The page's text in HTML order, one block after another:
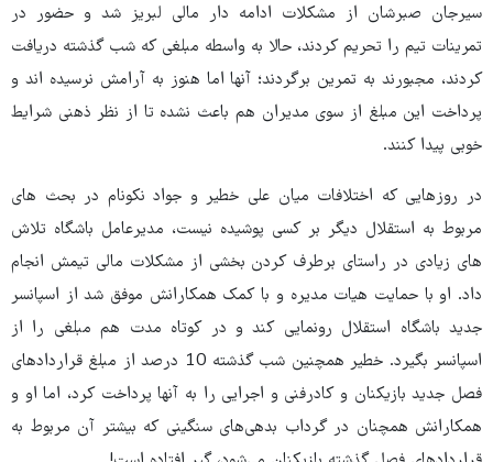
سیرجان صبرشان از مشکلات ادامه دار مالی لبریز شد و حضور در
تمرینات تیم را تحریم کردند، حالا به واسطه مبلغی که شب گذشته دریافت
کردند، مجبورند به تمرین برگردند؛ آنها اما هنوز به آرامش نرسیده اند و
پرداخت این مبلغ از سوی مدیران هم باعث نشده تا از نظر ذهنی شرایط
خوبی پیدا کنند.
در روزهایی که اختلافات میان علی خطیر و جواد نکونام در بحث های
مربوط به استقلال دیگر بر کسی پوشیده نیست، مدیرعامل باشگاه تلاش
های زیادی در راستای برطرف کردن بخشی از مشکلات مالی تیمش انجام
داد. او با حمایت هیات مدیره و با کمک همکارانش موفق شد از اسپانسر
جدید باشگاه استقلال رونمایی کند و در کوتاه مدت هم مبلغی را از
اسپانسر بگیرد. خطیر همچنین شب گذشته 10 درصد از مبلغ قراردادهای
فصل جدید بازیکنان و کادرفنی و اجرایی را به آنها پرداخت کرد، اما او و
همکارانش همچنان در گرداب بدهی‌های سنگینی که بیشتر آن مربوط به